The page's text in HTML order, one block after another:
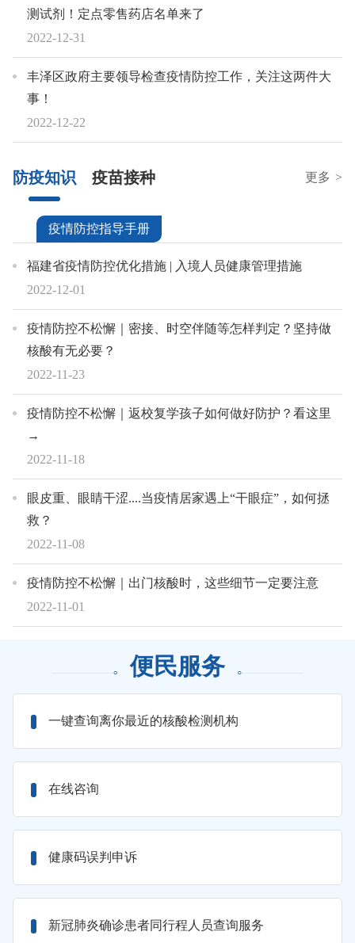
2022-12-31
测试剂！定点零售药店名单来了
2022-12-22
丰泽区政府主要领导检查疫情防控工作，关注这两件大
事！
更多 >
防疫知识 疫苗接种
疫情防控指导手册
2022-12-01
福建省疫情防控优化措施 | 入境人员健康管理措施
2022-11-23
疫情防控不松懈｜密接、时空伴随等怎样判定？坚持做
核酸有无必要？
2022-11-18
疫情防控不松懈｜返校复学孩子如何做好防护？看这里
→
2022-11-08
眼皮重、眼睛干涩....当疫情居家遇上“干眼症”，如何拯
救？
2022-11-01
疫情防控不松懈｜出门核酸时，这些细节一定要注意
便民服务
一键查询离你最近的核酸检测机构
在线咨询
健康码误判申诉
新冠肺炎确诊患者同行程人员查询服务